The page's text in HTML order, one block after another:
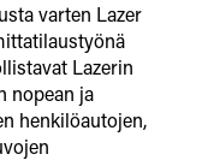
varten Lazer
Lazerin
nopean ja
henkilöautojen,